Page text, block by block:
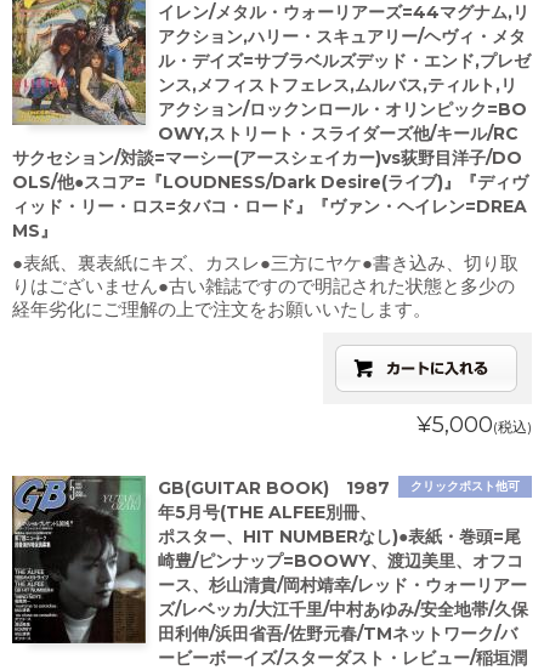
イレン/メタル・ウォーリアーズ=44マグナム,リ
アクション,ハリー・スキュアリー/ヘヴィ・メタ
ル・デイズ=サブラベルズデッド・エンド,プレゼ
ンス,メフィストフェレス,ムルバス,ティルト,リ
アクション/ロックンロール・オリンピック=BO
OWY,ストリート・スライダーズ他/キール/RC
サクセション/対談=マーシー(アースシェイカー)vs荻野目洋子/DO
OLS/他●スコア=『LOUDNESS/Dark Desire(ライブ)』『ディヴ
ィッド・リー・ロス=タバコ・ロード』『ヴァン・ヘイレン=DREA
MS』
●表紙、裏表紙にキズ、カスレ●三方にヤケ●書き込み、切り取
りはございません●古い雑誌ですので明記された状態と多少の
経年劣化にご理解の上で注文をお願いいたします。
¥5,000(税込)
クリックポスト他可
GB(GUITAR BOOK) 1987
年5月号(THE ALFEE別冊、
ポスター、HIT NUMBERなし)●表紙・巻頭=尾
崎豊/ピンナップ=BOOWY、渡辺美里、オフコ
ース、杉山清貴/岡村靖幸/レッド・ウォーリアー
ズ/レベッカ/大江千里/中村あゆみ/安全地帯/久保
田利伸/浜田省吾/佐野元春/TMネットワーク/バ
ービーボーイズ/スターダスト・レビュー/稲垣潤